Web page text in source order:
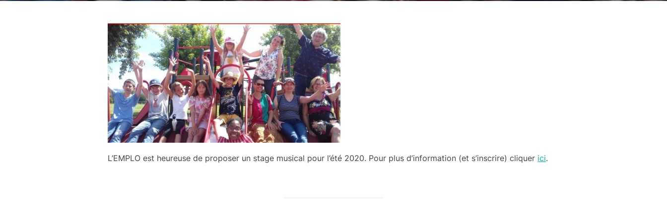
L’EMPLO est heureuse de proposer un stage musical pour l’été 2020. Pour plus d’information (et s’inscrire) cliquer ici.